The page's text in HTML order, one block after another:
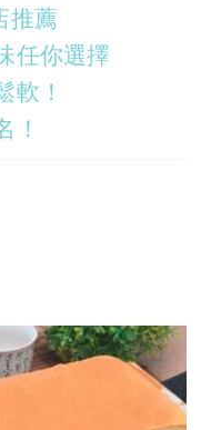
推薦
任你選擇
軟！
！